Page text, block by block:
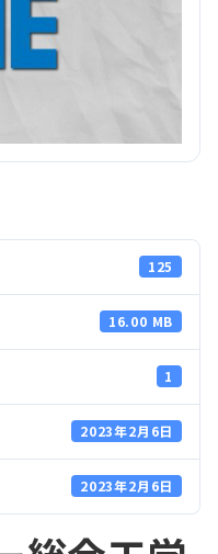
125
16.00 MB
1
2023年2月6日
2023年2月6日